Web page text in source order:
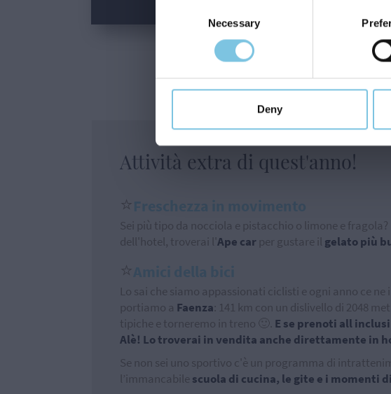
Necessary
Deny
Attività extra di quest'anno!
⭐
Sei più tipo da nocciola e pistacchio o limone e
dell'hotel, troverai l' Ape car per gustare il gelato più
⭐
Lo sai che siamo appassionati ciclisti e ogni anno ce
portiamo a Faenza : 141 km con un dislivello di 2048
tipiche e torneremo in treno 🙂. E se prenoti all
Alè! Lo troverai in vendita anche direttamente in
Se non sei uno sportivo c'è un programma di
l’immancabile scuola di cucina, le gite e i momenti